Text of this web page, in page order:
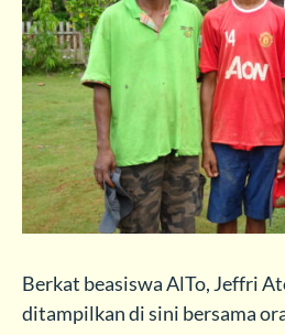
Berkat beasiswa AlTo, Jeffri
ditampilkan di sini bersama